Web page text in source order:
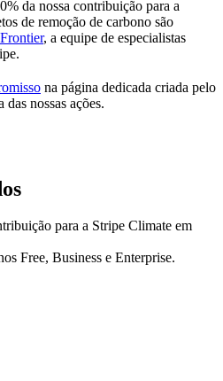
da nossa contribuição para a
de remoção de carbono são
Frontier, a equipe de especialistas
na página dedicada criada pelo
nossas ações.
para a Stripe Climate em
Free, Business e Enterprise.